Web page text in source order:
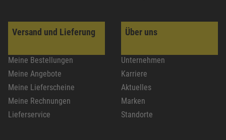
Versand und Lieferung
Meine Bestellungen
Meine Angebote
Meine Lieferscheine
Meine Rechnungen
Lieferservice
Über uns
Unternehmen
Karriere
Aktuelles
Marken
Standorte